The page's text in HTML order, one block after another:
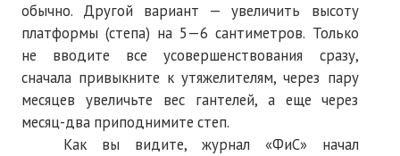
Наложенный платеж
Подписка 2026
Подписка онлайн на печатную версию
ТАКОВА СПОРТИВНАЯ ЖИЗНЬ
обычно. Другой вариант — увеличить высоту
платформы (степа) на 5—6 сантиметров. Только
не вводите все усовершенствования сразу,
сначала привыкните к утяжелителям, через пару
месяцев увеличьте вес гантелей, а еще через
месяц-два приподнимите степ.
Как вы видите, журнал «ФиС» начал